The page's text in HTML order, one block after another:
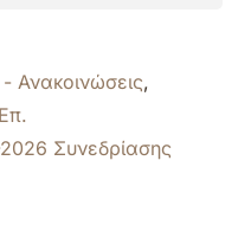
Ανακοινώσεις,
Συνεδρίασης